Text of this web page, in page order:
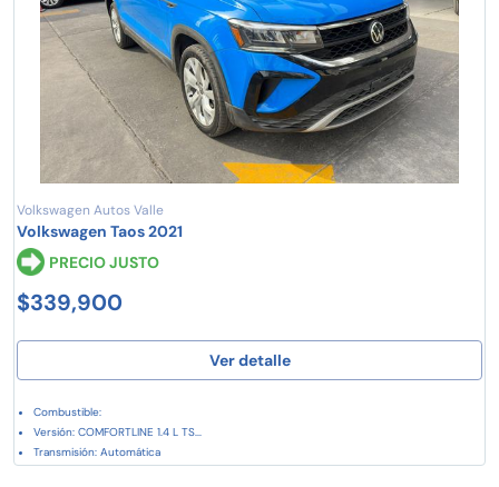
Volkswagen Autos Valle
Volkswagen Taos 2021
PRECIO JUSTO
$339,900
Ver detalle
Combustible:
Versión: COMFORTLINE 1.4 L TS...
Transmisión: Automática